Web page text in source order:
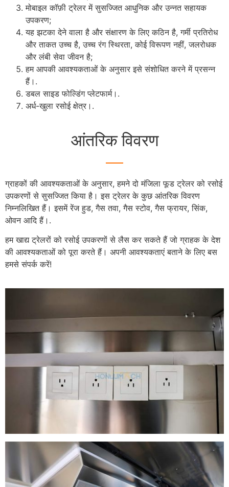
मोबाइल कॉफ़ी ट्रेलर में सुसज्जित आधुनिक और उन्नत सहायक
उपकरण;
यह झटका देने वाला है और संक्षारण के लिए कठिन है, गर्मी प्रतिरोध
और ताकत उच्च है, उच्च रंग स्थिरता, कोई विरूपण नहीं, जलरोधक
और लंबी सेवा जीवन है;
हम आपकी आवश्यकताओं के अनुसार इसे संशोधित करने में प्रसन्न
हैं।.
डबल साइड फोल्डिंग प्लेटफार्म।.
अर्ध-खुला रसोई क्षेत्र।.
आंतरिक विवरण
ग्राहकों की आवश्यकताओं के अनुसार, हमने दो मंजिला फूड ट्रेलर को रसोई
उपकरणों से सुसज्जित किया है। इस ट्रेलर के कुछ आंतरिक विवरण
निम्नलिखित हैं। इसमें रेंज हुड, गैस तवा, गैस स्टोव, गैस फ्रायर, सिंक,
ओवन आदि हैं।.
हम खाद्य ट्रेलरों को रसोई उपकरणों से लैस कर सकते हैं जो ग्राहक के देश
की आवश्यकताओं को पूरा करते हैं। अपनी आवश्यकताएं बताने के लिए बस
हमसे संपर्क करें!